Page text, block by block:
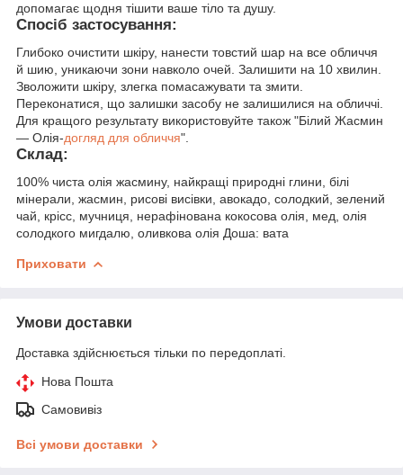
допомагає щодня тішити ваше тіло та душу.
Спосіб застосування:
Глибоко очистити шкіру, нанести товстий шар на все обличчя
й шию, уникаючи зони навколо очей. Залишити на 10 хвилин.
Зволожити шкіру, злегка помасажувати та змити.
Переконатися, що залишки засобу не залишилися на обличчі.
Для кращого результату використовуйте також "Білий Жасмин
— Олія-догляд для обличчя".
Склад:
100% чиста олія жасмину, найкращі природні глини, білі
мінерали, жасмин, рисові висівки, авокадо, солодкий, зелений
чай, крісс, мучниця, нерафінована кокосова олія, мед, олія
солодкого мигдалю, оливкова олія Доша: вата
Приховати
Умови доставки
Доставка здійснюється тільки по передоплаті.
Нова Пошта
Самовивіз
Всі умови доставки